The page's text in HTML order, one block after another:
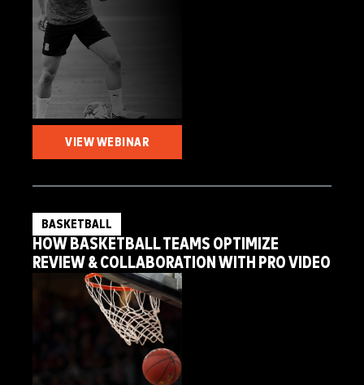
VIEW WEBINAR
BASKETBALL
HOW BASKETBALL TEAMS OPTIMIZE
REVIEW & COLLABORATION WITH PRO VIDEO